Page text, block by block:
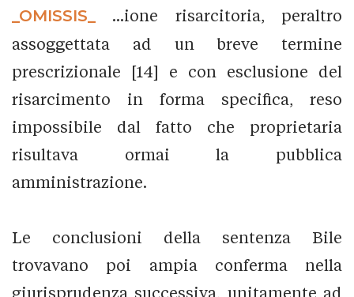
_OMISSIS_
...ione risarcitoria, peraltro
assoggettata ad un breve termine
prescrizionale [14] e con esclusione del
risarcimento in forma specifica, reso
impossibile dal fatto che proprietaria
risultava ormai la pubblica
amministrazione.
Le conclusioni della sentenza Bile
trovavano poi ampia conferma nella
giurisprudenza successiva, unitamente ad